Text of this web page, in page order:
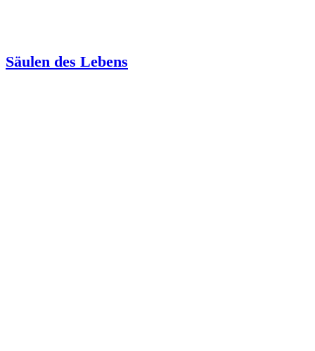
Säulen des Lebens